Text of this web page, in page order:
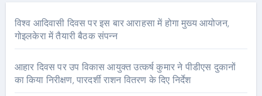
विश्व आदिवासी दिवस पर इस बार आराहसा में होगा मुख्य आयोजन,
गोइलकेरा में तैयारी बैठक संपन्न
आहार दिवस पर उप विकास आयुक्त उत्कर्ष कुमार ने पीडीएस दुकानों
का किया निरीक्षण, पारदर्शी राशन वितरण के दिए निर्देश